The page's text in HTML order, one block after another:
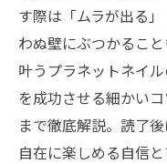
す際は「ムラが出る
わぬ壁にぶつかるこ
叶うプラネットネイ
を成功させる細かい
まで徹底解説。読了
自在に楽しめる自信